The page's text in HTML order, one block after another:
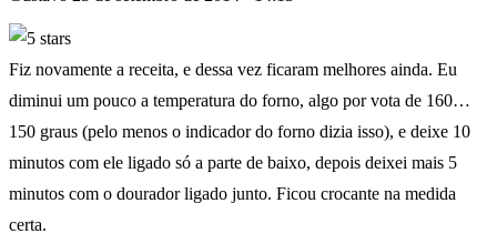
Fiz novamente a receita, e dessa vez ficaram melhores ainda. Eu
diminui um pouco a temperatura do forno, algo por vota de 160…
150 graus (pelo menos o indicador do forno dizia isso), e deixe 10
minutos com ele ligado só a parte de baixo, depois deixei mais 5
minutos com o dourador ligado junto. Ficou crocante na medida
certa.